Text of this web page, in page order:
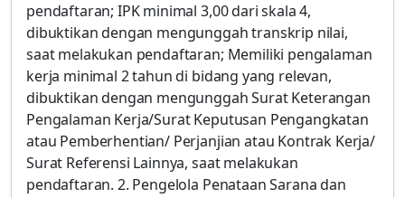
pendaftaran; IPK minimal 3,00 dari skala 4,
dibuktikan dengan mengunggah transkrip nilai,
saat melakukan pendaftaran; Memiliki pengalaman
kerja minimal 2 tahun di bidang yang relevan,
dibuktikan dengan mengunggah Surat Keterangan
Pengalaman Kerja/Surat Keputusan Pengangkatan
atau Pemberhentian/ Perjanjian atau Kontrak Kerja/
Surat Referensi Lainnya, saat melakukan
pendaftaran. 2. Pengelola Penataan Sarana dan